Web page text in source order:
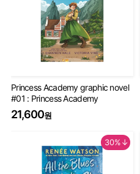
Princess Academy graphic novel
#01 : Princess Academy
21,600원
30%↓